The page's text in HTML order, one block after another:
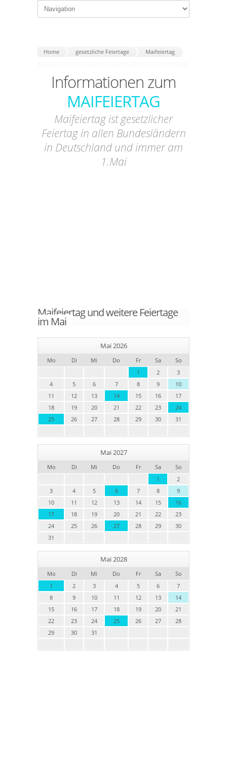
Home gesetzliche Feiertage Maifeiertag
Informationen zum
MAIFEIERTAG
Maifeiertag ist gesetzlicher
Feiertag in allen Bundesländern
in Deutschland und immer am
1.Mai
Maifeiertag und weitere Feiertage
im Mai
Mai 2026
Mo Di Mi Do Fr Sa
So
1
2
3
4
5 6 7 8 9
10
11
12 13 14 15 16
17
18
19 20 21 22 23
24
25
26 27 28 29 30 31
Mai 2027
Mo Di Mi Do Fr Sa
So
1
2
3
4 5 6 7 8
9
10
11 12 13 14 15
16
17
18 19 20 21 22
23
24
25 26 27 28 29
30
31
Mai 2028
Mo Di Mi Do Fr Sa
So
1
2 3 4 5 6
7
8
9 10 11 12 13
14
15
16 17 18 19 20
21
22
23 24 25 26 27
28
29
30 31